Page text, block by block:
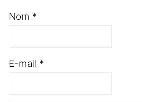
Nom *
E-mail *